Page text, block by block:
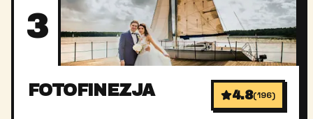
3
FOTOFINEZJA 4.8(196)